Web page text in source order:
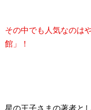
その中でも人気なのは
館」！
星の王子さまの著者と